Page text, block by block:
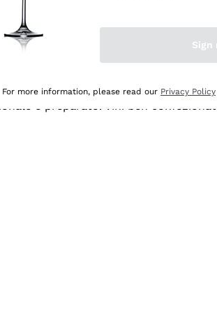
e preparato. Vini ben
Sign
For more information, please read our Privacy Policy